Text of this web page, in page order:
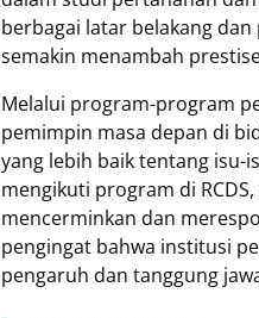
berbagai latar belakang
semakin menambah
Melalui program-program
pemimpin masa depan di
yang lebih baik tentang isu-
mengikuti program di
mencerminkan dan
pengingat bahwa institusi
pengaruh dan tanggung